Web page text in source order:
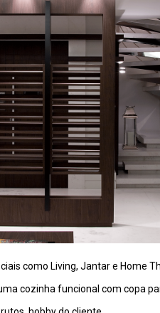
como Living, Jantar e Home
cozinha funcional com copa